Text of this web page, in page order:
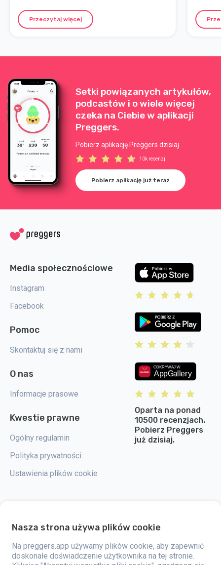
wykonujesz je prawidłowo? Tu znajdziesz
podstawowe informacje oraz praktyczne
Przeczytaj więcej
jest
Setki powiązanych artykułów,
podcastów i o wiele więcej
czeka na Ciebie w aplikacji
Preggers.
Pobierz aplikację Preggers dzisiaj.
10k recenzji
Pobierz aplikację już teraz
Media społecznościowe
Instagram
Facebook
Pomoc
Skontaktuj się z nami
O nas
Informacje prasowe
Kwestie prawne
Ogólny regulamin
Polityka prywatności
Ustawienia plików cookie
Oparta na ponad
10500 recenzjach.
Pobierz Preggers
już dzisiaj.
Preggers to aplikacja stworzona przez szwedzką firmę Stroller AB w 2017
upieczonym rodzicom na całym świecie. Dzięki wszechstronnemu
zespołowi i współpracy z ekspertami, firma opracowała przyjazne dla
użytkownika aplikacje, które zostały już wykorzystane przez ponad dwa
Nasza strona używa plików cookie
Na preggers.app używamy plików cookie, aby zapewnić
doskonałe doświadczenie użytkownika na tej stronie.